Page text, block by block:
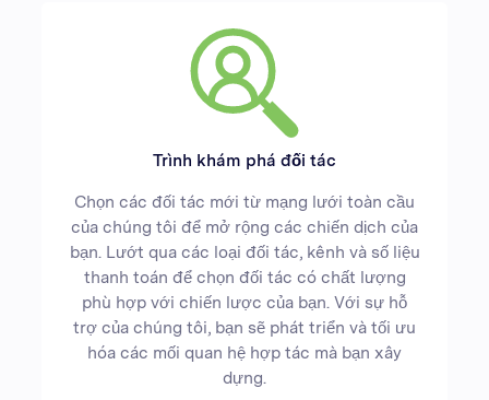
Trình khám phá đối tác
Chọn các đối tác mới từ mạng lưới toàn cầu
của chúng tôi để mở rộng các chiến dịch của
bạn. Lướt qua các loại đối tác, kênh và số liệu
thanh toán để chọn đối tác có chất lượng
phù hợp với chiến lược của bạn. Với sự hỗ
trợ của chúng tôi, bạn sẽ phát triển và tối ưu
hóa các mối quan hệ hợp tác mà bạn xây
dựng.